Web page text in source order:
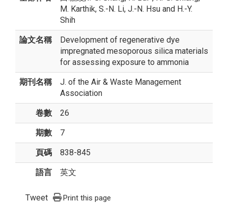
M. Karthik, S.-N. Li, J.-N. Hsu and H.-Y.
Shih
論文名稱
Development of regenerative dye
impregnated mesoporous silica materials
for assessing exposure to ammonia
期刊名稱
J. of the Air & Waste Management
Association
卷數 26
期數 7
頁碼 838-845
語言 英文
Tweet Print this page